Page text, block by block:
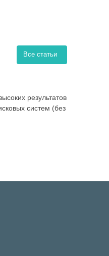
Все статьи
результатов
систем (без